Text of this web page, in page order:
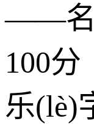
——名
100分
乐(lè)